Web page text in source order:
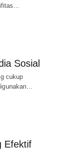
Sosial
cukup
Efektif